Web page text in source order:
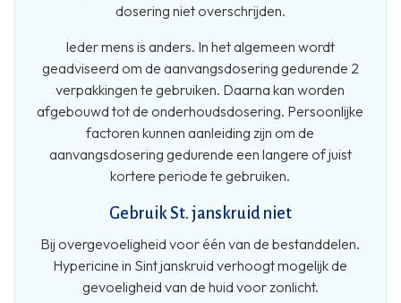
dosering niet overschrijden.
Ieder mens is anders. In het algemeen wordt
geadviseerd om de aanvangsdosering gedurende 2
verpakkingen te gebruiken. Daarna kan worden
afgebouwd tot de onderhoudsdosering. Persoonlijke
factoren kunnen aanleiding zijn om de
aanvangsdosering gedurende een langere of juist
kortere periode te gebruiken.
Gebruik St. janskruid niet
Bij overgevoeligheid voor één van de bestanddelen.
Hypericine in Sint janskruid verhoogt mogelijk de
gevoeligheid van de huid voor zonlicht.